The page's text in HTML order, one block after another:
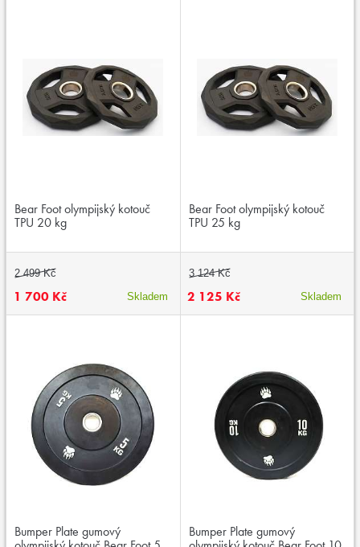
Bear Foot olympijský kotouč
TPU 20 kg
2 499 Kč
1 700 Kč Skladem
Bear Foot olympijský kotouč
TPU 25 kg
3 124 Kč
2 125 Kč Skladem
Bumper Plate gumový
Bumper Plate gumový